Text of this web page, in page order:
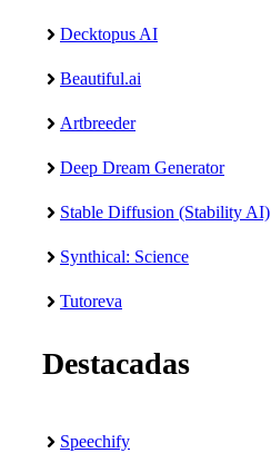
Decktopus AI
Beautiful.ai
Artbreeder
Deep Dream Generator
Stable Diffusion (Stability AI)
Synthical: Science
Tutoreva
Destacadas
Speechify